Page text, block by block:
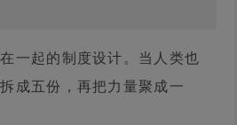
一起的制度设计。当人类也
成五份，再把力量聚成一